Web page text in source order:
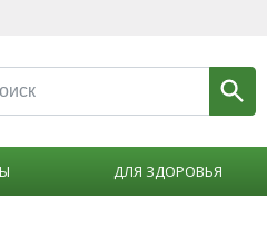
ДЛЯ ЗДОРОВЬЯ